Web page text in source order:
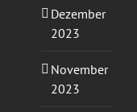
Dezember
2023
November
2023